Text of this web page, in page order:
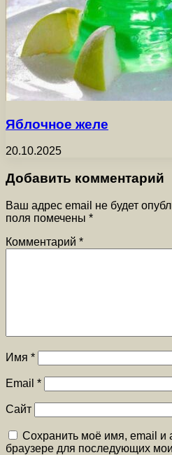
Яблочное желе
20.10.2025
Добавить комментарий
Ваш адрес email не будет
поля помечены *
Комментарий *
Имя *
Email *
Сайт
Сохранить моё имя, email и
браузере для последующих